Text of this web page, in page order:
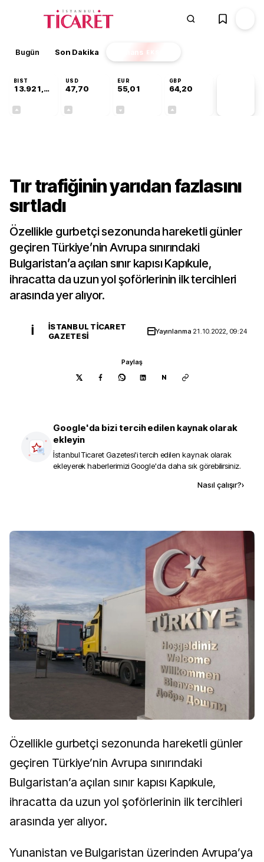
Bugün Son Dakika Finans EKSTRA
BIST
13.921,63
USD
47,70
EUR
55,01
GBP
64,20
Tır trafiğinin yarıdan fazlasını
sırtladı
Özellikle gurbetçi sezonunda hareketli günler
geçiren Türkiye’nin Avrupa sınırındaki
Bulgaristan’a açılan sınır kapısı Kapıkule,
ihracatta da uzun yol şoförlerinin ilk tercihleri
arasında yer alıyor.
İ
İSTANBUL TICARET
GAZETESI
Yayınlanma 21.10.2022, 09:24
Paylaş
N
Google'da bizi tercih edilen kaynak olarak
ekleyin
İstanbul Ticaret Gazetesi'i tercih edilen kaynak olarak
ekleyerek haberlerimizi Google'da daha sık görebilirsiniz.
Nasıl çalışır?›
Özellikle gurbetçi sezonunda hareketli günler
geçiren Türkiye’nin Avrupa sınırındaki
Bulgaristan’a açılan sınır kapısı Kapıkule,
ihracatta da uzun yol şoförlerinin ilk tercihleri
arasında yer alıyor.
Yunanistan ve Bulgaristan üzerinden Avrupa’ya